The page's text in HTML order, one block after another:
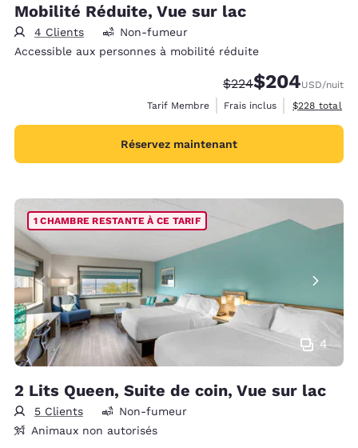
Mobilité Réduite, Vue sur lac
4 Clients
Non-fumeur
Accessible aux personnes à mobilité réduite
Tarif barré :
$224Tarif réduit :
$204USD/nuit
Tarif Membre
Frais inclus Afficher les
$228 total
Réservez maintenant
4
1 CHAMBRE RESTANTE À CE TARIF
2 Lits Queen, Suite de coin, Vue sur lac
5 Clients
Non-fumeur
Animaux non autorisés